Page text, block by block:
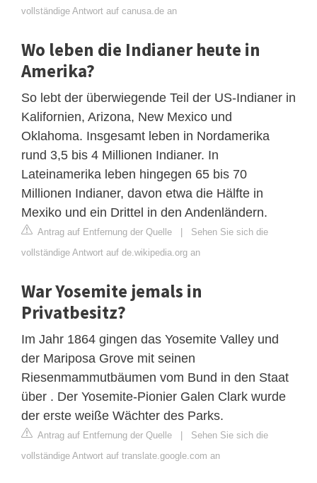
vollständige Antwort auf canusa.de an
Wo leben die Indianer heute in
Amerika?
So lebt der überwiegende Teil der US-Indianer in
Kalifornien, Arizona, New Mexico und
Oklahoma. Insgesamt leben in Nordamerika
rund 3,5 bis 4 Millionen Indianer. In
Lateinamerika leben hingegen 65 bis 70
Millionen Indianer, davon etwa die Hälfte in
Mexiko und ein Drittel in den Andenländern.
Antrag auf Entfernung der Quelle | Sehen Sie sich die
vollständige Antwort auf de.wikipedia.org an
War Yosemite jemals in
Privatbesitz?
Im Jahr 1864 gingen das Yosemite Valley und
der Mariposa Grove mit seinen
Riesenmammutbäumen vom Bund in den Staat
über . Der Yosemite-Pionier Galen Clark wurde
der erste weiße Wächter des Parks.
Antrag auf Entfernung der Quelle | Sehen Sie sich die
vollständige Antwort auf translate.google.com an